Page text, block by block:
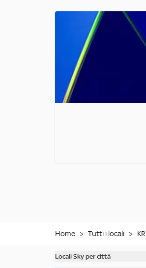
Home > Tutti i locali > KR
Locali Sky per città